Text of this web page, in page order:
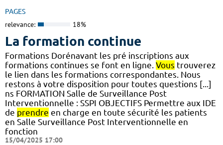
PAGES
relevance: 18%
La formation continue
Formations Dorénavant les pré inscriptions aux
formations continues se font en ligne. Vous trouverez
le lien dans les formations correspondantes. Nous
restons à votre disposition pour toutes questions [...]
ns FORMATION Salle de Surveillance Post
Interventionnelle : SSPI OBJECTIFS Permettre aux IDE
de prendre en charge en toute sécurité les patients
en Salle Surveillance Post Interventionnelle en
fonction
15/04/2025 17:00